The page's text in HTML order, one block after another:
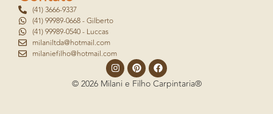
(41) 3666-9337
(41) 99989-0668 - Gilberto
(41) 99989-0540 - Luccas
milaniltda@hotmail.com
milaniefilho@hotmail.com
© 2026 Milani e Filho Carpintaria®